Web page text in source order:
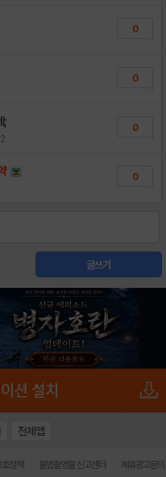
0
0
; 0
0
글쓰기
전체앱
정책 불법촬영물 신고센터 제휴광고문의